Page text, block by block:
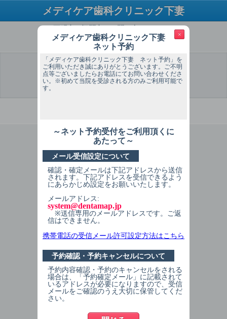
メディケア歯科クリニック下妻
ご不明点・疑問点はお問い合わせください
TEL：0296-30-4184
選 択
予約希望
予約希望
個人情報
予約内容
予約完了
症状を選択してください
※※※初めて当院に受診される方のご
予約画面です。
※過去に受診したことがある方、現在
い。
※尚、こちらのネットでのご予約は応
急処置での対応になります。予めご了
承下さい。
※ご予約は御一人様一回限りです。別
日で複数回のご予約はご遠慮下さい※
大人の方
歯茎が痛い・腫れた(大人の方)
×
メディケア歯科クリニック下妻
ネット予約
「メディケア歯科クリニック下妻 ネット予約」を
ご利用いただき誠にありがとうございます。ご不明
点等ございましたらお電話にてお問い合わせくださ
い。※初めて当院を受診される方のみご利用可能で
す。
～ネット予約受付をご利用頂くに
あたって～
メール受信設定について
確認・確定メールは下記アドレスから送信
されます。下記アドレスを受信できるよう
にあらかじめ設定をお願いいたします。
メールアドレス:
system@dentamap.jp
※送信専用のメールアドレスです。ご返
信はできません。
携帯電話の受信メール許可設定方法はこちら
予約確認・予約キャンセルについて
予約内容確認・予約のキャンセルをされる
場合は、「予約確定メール」に記載されて
いるアドレスが必要になりますので、受信
メールをご確認のうえ大切に保管してくだ
さい。